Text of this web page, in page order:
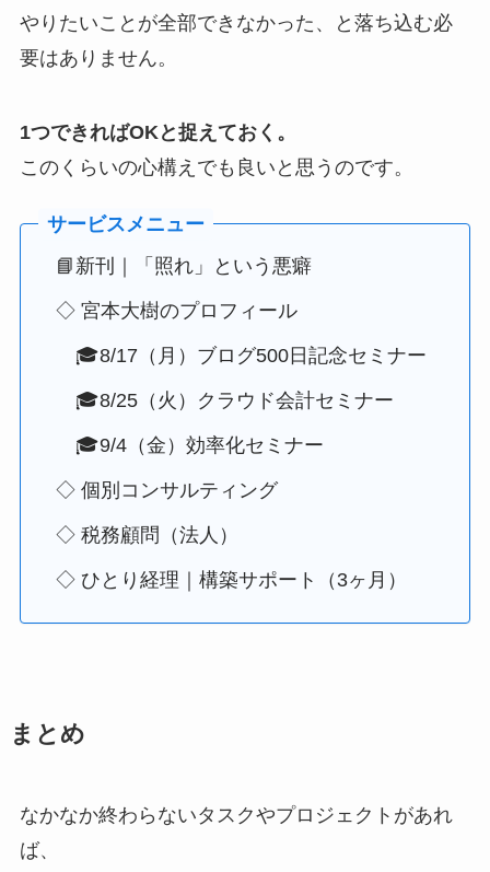
やりたいことが全部できなかった、と落ち込む必
要はありません。
1つできればOKと捉えておく。
このくらいの心構えでも良いと思うのです。
📘新刊｜「照れ」という悪癖
◇ 宮本大樹のプロフィール
🎓8/17（月）ブログ500日記念セミナー
🎓8/25（火）クラウド会計セミナー
🎓9/4（金）効率化セミナー
◇ 個別コンサルティング
◇ 税務顧問（法人）
◇ ひとり経理｜構築サポート（3ヶ月）
まとめ
なかなか終わらないタスクやプロジェクトがあれ
ば、